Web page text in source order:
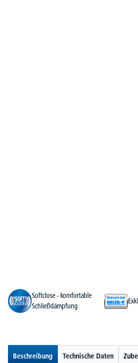
Softclose - komfortable
Schließdämpfung
Beschreibung Technische Daten